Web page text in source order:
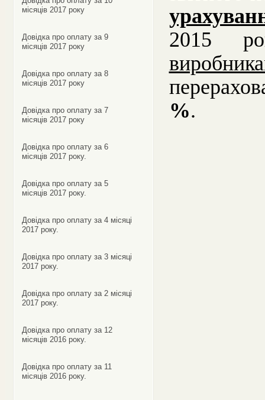
місяців 2017 року
Довідка про оплату за 9
місяців 2017 року
Довідка про оплату за 8
місяців 2017 року
Довідка про оплату за 7
місяців 2017 року
Довідка про оплату за 6
місяців 2017 року.
Довідка про оплату за 5
місяців 2017 року.
Довідка про оплату за 4 місяці
2017 року.
Довідка про оплату за 3 місяці
2017 року.
Довідка про оплату за 2 місяці
2017 року.
Довідка про оплату за 12
місяців 2016 року.
Довідка про оплату за 11
місяців 2016 року.
2015
%.